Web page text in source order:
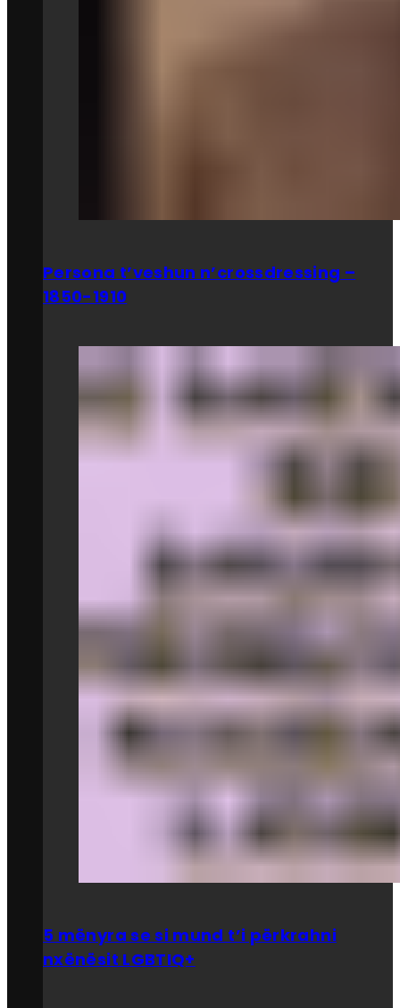
Persona t’veshun n’crossdressing –
1850-1910
5 mënyra se si mund t’i përkrahni
nxënësit LGBTIQ+